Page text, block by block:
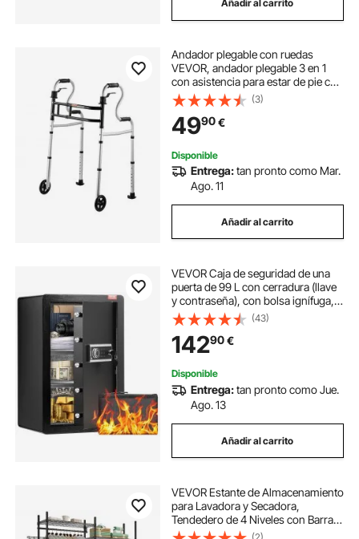
Añadir al carrito
Andador plegable con ruedas
VEVOR, andador plegable 3 en 1
con asistencia para estar de pie con
altura y ancho ajustables, aluminio
liviano | Ayuda para la movilidad
con ruedas delanteras para
personas mayores discapacitadas,
hasta 350 libras
(3)
4990€
Disponible
Entrega:tan pronto como Mar.
Ago. 11
Añadir al carrito
VEVOR Caja de seguridad de una
puerta de 99 L con cerradura (llave
y contraseña), con bolsa ignífuga,
porta llaves, luz LED y 2 estantes,
para dinero, documentos, joyas y
objetos de valor, color negro
(43)
14290€
Disponible
Entrega:tan pronto como Jue.
Ago. 13
Añadir al carrito
VEVOR Estante de Almacenamiento
para Lavadora y Secadora,
Tendedero de 4 Niveles con Barra y
Ganchos, Estantes Ajustables de